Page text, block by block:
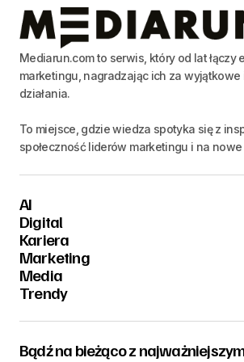
Mediarun.com to serwis, który od lat łączy
marketingu, nagradzając ich za
działania.
To miejsce, gdzie wiedza spotyka się z
społeczność liderów marketingu i na
AI
Digital
Kariera
Marketing
Media
Trendy
Bądź na bieżąco z